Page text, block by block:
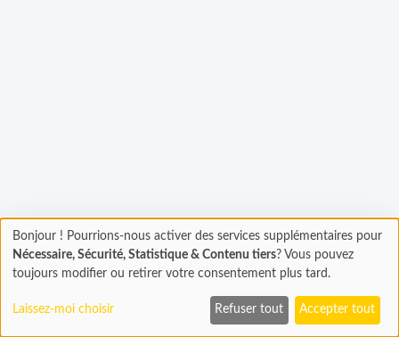
Chargement
En cours...
Bonjour ! Pourrions-nous activer des services supplémentaires pour
Nécessaire, Sécurité, Statistique & Contenu tiers? Vous pouvez
toujours modifier ou retirer votre consentement plus tard.
Laissez-moi choisir Refuser tout Accepter tout